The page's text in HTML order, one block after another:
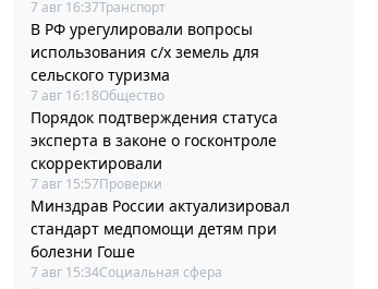
7 авг 16:37Транспорт
В РФ урегулировали вопросы
использования с/х земель для
сельского туризма
7 авг 16:18Общество
Порядок подтверждения статуса
эксперта в законе о госконтроле
скорректировали
7 авг 15:57Проверки
Минздрав России актуализировал
стандарт медпомощи детям при
болезни Гоше
7 авг 15:34Социальная сфера